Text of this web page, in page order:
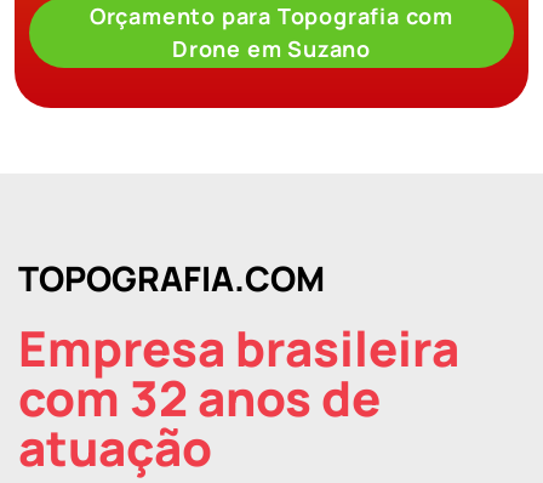
Orçamento para Topografia com
Drone em Suzano
TOPOGRAFIA.COM
Empresa brasileira
com 32 anos de
atuação